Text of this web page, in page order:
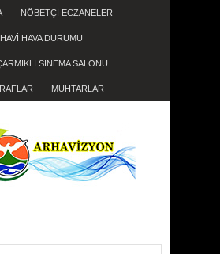
NÖBETÇİ ECZANELER
HAVA DURUMU
SİNEMA SALONU
MUHTARLAR